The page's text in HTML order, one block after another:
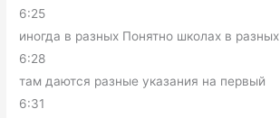
6:25
иногда в разных Понятно школах в разных
6:28
там даются разные указания на первый
6:31